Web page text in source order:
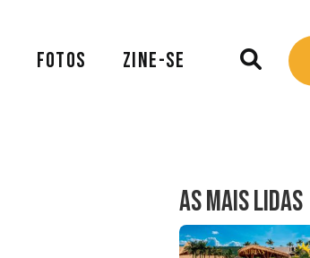
FOTOS ZINE-SE
AS MAIS LIDAS